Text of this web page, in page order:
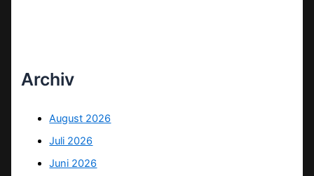
Archiv
August 2026
Juli 2026
Juni 2026